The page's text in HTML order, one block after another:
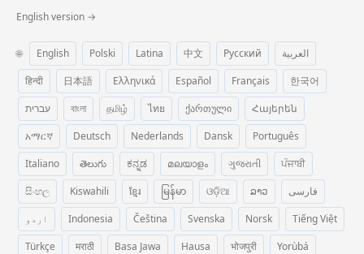
English version →
🌐 English Polski Latina 中文 Русский
العربية
हिन्दी
日本語 Ελληνικά Español Français
한국어
עברית
বাংলা தமிழ் ไทย ქართული
Հայերեն
አማርኛ
Deutsch Nederlands Dansk
Português
Italiano
తెలుగు ಕನ್ನಡ മലയാളം ગુજરાતી
ਪੰਜਾਬੀ
සිංහල
Kiswahili ខ្មែរ မြန်မာ ଓଡ଼ିଆ ລາວ
فارسی
اردو
Indonesia Čeština Svenska Norsk
Tiếng Việt
Türkçe
मराठी Basa Jawa Hausa भोजपुरी
Yorùbá